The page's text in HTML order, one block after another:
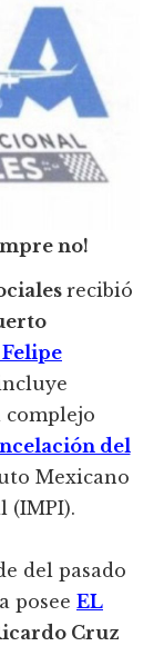
no!
recibió
complejo
del
Mexicano
(IMPI).
del pasado
posee EL
Cruz